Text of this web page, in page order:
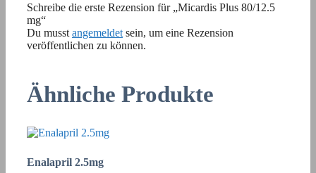
Schreibe die erste Rezension für „Micardis Plus 80/12.5
mg“
Du musst angemeldet sein, um eine Rezension
veröffentlichen zu können.
Ähnliche Produkte
Enalapril 2.5mg